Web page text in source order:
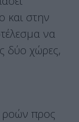
και στην
να
δύο χώρες,
ροών προς